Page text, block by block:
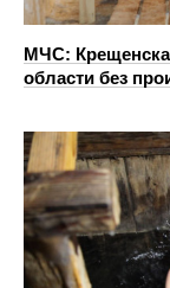
МЧС:
области без